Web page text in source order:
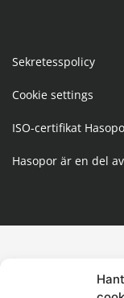
Sekretesspolicy
Cookie settings
ISO-certifikat
Hasopor är en del